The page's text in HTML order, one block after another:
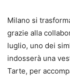
Milano si
grazie alla
luglio, uno dei
indosserà una
Tarte, per